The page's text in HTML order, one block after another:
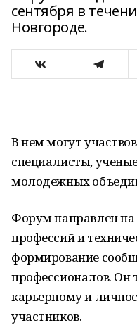
сентября в
Новгороде.
В нем могут
специалисты,
молодежных
Форум направлен
профессий и
формирование
профессионалов. Он
карьерному и
участников.